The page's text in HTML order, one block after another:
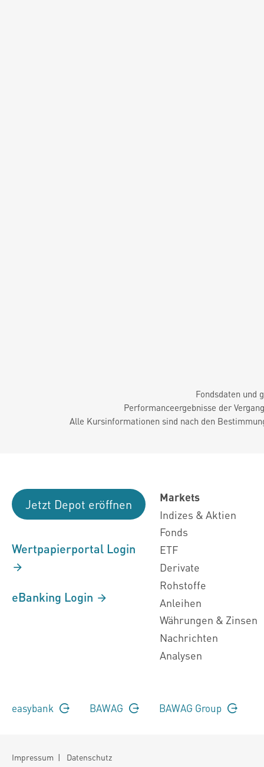
Fondsdaten und
Performanceergebnisse der
Alle Kursinformationen sind nach den
Jetzt Depot eröffnen
Wertpapierportal Login
eBanking Login
Markets
Indizes & Aktien
Fonds
ETF
Derivate
Rohstoffe
Anleihen
Währungen & Zinsen
Nachrichten
Analysen
easybank BAWAG BAWAG Group
Impressum | Datenschutz